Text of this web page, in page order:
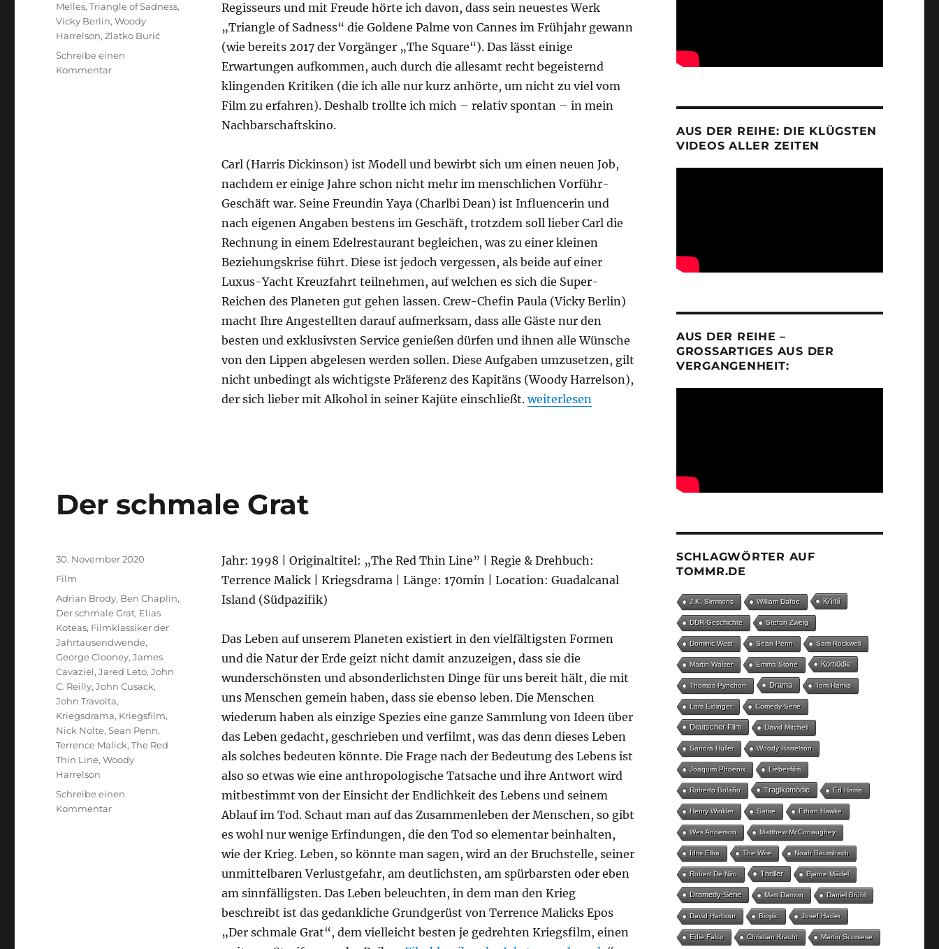
Regisseurs und mit Freude hörte ich davon, dass sein neuestes Werk
„Triangle of Sadness“ die Goldene Palme von Cannes im Frühjahr gewann
(wie bereits 2017 der Vorgänger „The Square“). Das lässt einige
Erwartungen aufkommen, auch durch die allesamt recht begeisternd
klingenden Kritiken (die ich alle nur kurz anhörte, um nicht zu viel vom
Film zu erfahren). Deshalb trollte ich mich – relativ spontan – in mein
Nachbarschaftskino.
Carl (Harris Dickinson) ist Modell und bewirbt sich um einen neuen Job,
nachdem er einige Jahre schon nicht mehr im menschlichen Vorführ-
Geschäft war. Seine Freundin Yaya (Charlbi Dean) ist Influencerin und
nach eigenen Angaben bestens im Geschäft, trotzdem soll lieber Carl die
Rechnung in einem Edelrestaurant begleichen, was zu einer kleinen
Beziehungskrise führt. Diese ist jedoch vergessen, als beide auf einer
Luxus-Yacht Kreuzfahrt teilnehmen, auf welchen es sich die Super-
Reichen des Planeten gut gehen lassen. Crew-Chefin Paula (Vicky Berlin)
macht Ihre Angestellten darauf aufmerksam, dass alle Gäste nur den
besten und exklusivsten Service genießen dürfen und ihnen alle Wünsche
von den Lippen abgelesen werden sollen. Diese Aufgaben umzusetzen, gilt
nicht unbedingt als wichtigste Präferenz des Kapitäns (Woody Harrelson),
der sich lieber mit Alkohol in seiner Kajüte einschließt.„Triangle of Sadness“
weiterlesen
Melles,Triangle of Sadness,
Vicky Berlin,Woody
Harrelson,Zlatko Burić
Schreibe einen
Kommentarzu
Der schmale Grat
Jahr: 1998 | Originaltitel: „The Red Thin Line” | Regie & Drehbuch:
Terrence Malick | Kriegsdrama | Länge: 170min | Location: Guadalcanal
Island (Südpazifik)
Das Leben auf unserem Planeten existiert in den vielfältigsten Formen
und die Natur der Erde geizt nicht damit anzuzeigen, dass sie die
wunderschönsten und absonderlichsten Dinge für uns bereit hält, die mit
uns Menschen gemein haben, dass sie ebenso leben. Die Menschen
wiederum haben als einzige Spezies eine ganze Sammlung von Ideen über
das Leben gedacht, geschrieben und verfilmt, was das denn dieses Leben
als solches bedeuten könnte. Die Frage nach der Bedeutung des Lebens ist
also so etwas wie eine anthropologische Tatsache und ihre Antwort wird
mitbestimmt von der Einsicht der Endlichkeit des Lebens und seinem
Ablauf im Tod. Schaut man auf das Zusammenleben der Menschen, so gibt
es wohl nur wenige Erfindungen, die den Tod so elementar beinhalten,
wie der Krieg. Leben, so könnte man sagen, wird an der Bruchstelle, seiner
unmittelbaren Verlustgefahr, am deutlichsten, am spürbarsten oder eben
am sinnfälligsten. Das Leben beleuchten, in dem man den Krieg
beschreibt ist das gedankliche Grundgerüst von Terrence Malicks Epos
„Der schmale Grat“, dem vielleicht besten je gedrehten Kriegsfilm, einen
Veröffentlicht
am
30. November 2020
Kategorien
Film
Schlagwörter
Adrian Brody, Ben Chaplin,
Der schmale Grat, Elias
Koteas, Filmklassiker der
Jahrtausendwende,
George Clooney,James
Cavaziel,Jared Leto,John
C. Reilly,John Cusack,
John Travolta,
Kriegsdrama, Kriegsfilm,
Nick Nolte,Sean Penn,
Terrence Malick,The Red
Thin Line,Woody
Harrelson
Schreibe einen
Kommentarzu
AUS DER REIHE: DIE KLÜGSTEN
VIDEOS ALLER ZEITEN
AUS DER REIHE –
GROSSARTIGES AUS DER V
ERGANGENHEIT:
SCHLAGWÖRTER AUF
TOMMR.DE
J.K. Simmons William Dafoe Krimi
DDR-Geschichte Stefan Zweig
Dominic West Sean Penn Sam Rockwell
Martin Walser Emma Stone Komödie
Thomas Pynchon Drama Tom Hanks
Lars Eidinger Comedy-Serie
Deutscher Film David Mitchell
Sandra Hüller Woody Harrelson
Joaquim Phoenix Liebesfilm
Roberto Bolaño Tragikomödie Ed Harris
Henry Winkler Satire Ethan Hawke
Wes Anderson Matthew McConaughey
Idris Elba The Wire Noah Baumbach
Robert De Niro Thriller Bjarne Mädel
Dramedy-Serie Matt Damon Daniel Brühl
David Harbour Biopic Josef Hader
Edie Falco Christian Kracht Martin Scorsese